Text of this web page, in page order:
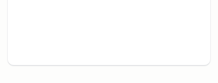
Es bietet ein magisches Erlebnis, lautlos entlang des